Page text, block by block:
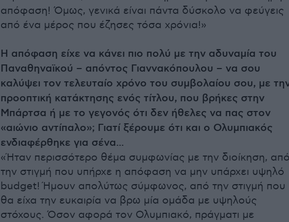
απόφαση! Όμως, γενικά είναι πάντα δύσκολο να φεύγεις
από ένα μέρος που έζησες τόσα χρόνια!»
Η απόφαση είχε να κάνει πιο πολύ με την αδυναμία του
Παναθηναϊκού – απόντος Γιαννακόπουλου – να σου
καλύψει τον τελευταίο χρόνο του συμβολαίου σου, με
προοπτική κατάκτησης ενός τίτλου, που βρήκες στην
Μπάρτσα ή με το γεγονός ότι δεν ήθελες να πας στον
«αιώνιο αντίπαλο»; Γιατί ξέρουμε ότι και ο Ολυμπιακός
ενδιαφέρθηκε για σένα...
«Ήταν περισσότερο θέμα συμφωνίας με την διοίκηση,
την στιγμή που υπήρχε η απόφαση να μην υπάρχει υψηλό
budget! Ήμουν απολύτως σύμφωνος, από την στιγμή που
θα είχα την ευκαιρία να βρω μία ομάδα με υψηλούς
στόχους. Όσον αφορά τον Ολυμπιακό, πράγματι με